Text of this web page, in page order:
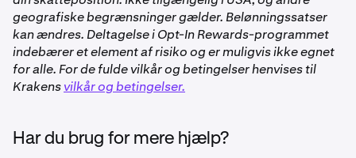
Opt-In Rewards giver dig mulighed for at tjene ikke-
staking-belønninger på kvalificerede aktiver og ledige
kontosaldi, du ellers opretholder på din Kraken-
handelskonto.
Hvis du allokerer dine aktiver til et Bonded Opt-In
for udbetaling eller handel.
Dymension (DYM)
✅
geografiske begrænsninger gælder. Belønningssatser
kan ændres. Deltagelse i Opt-In Rewards-programmet
indebærer et element af risiko og er muligvis ikke egnet
for alle. For de fulde vilkår og betingelser henvises til
Krakensvilkår og betingelser.
Har du brug for mere hjælp?